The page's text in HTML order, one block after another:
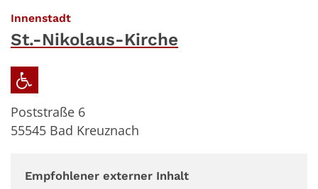
Innenstadt:
St.-Nikolaus-Kirche
Poststraße 6
55545 Bad Kreuznach
Empfohlener externer Inhalt